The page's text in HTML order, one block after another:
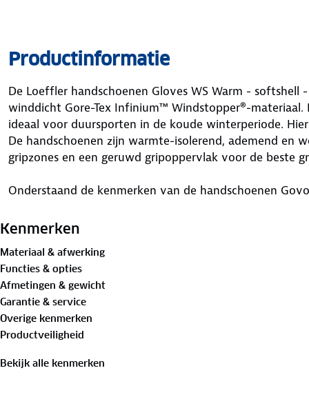
Productinformatie
De Loeffler handschoenen Gloves WS Warm - softshell
winddicht Gore-Tex Infinium™ Windstopper®-materiaal.
ideaal voor duursporten in de koude winterperiode.
De handschoenen zijn warmte-isolerend, ademend en
gripzones en een geruwd gripoppervlak voor de beste
Onderstaand de kenmerken van de handschoenen
Winddicht
Ademend
Versterkte elastische band
Opgeruwd greepoppervlak met greepzones
Reflectoren
50% polyester, 25% polyamide/nylon, 25% polyurethaan
100% polytetrafluorethyleen - 100% polyester
Leverbaar in de maten 6,5 t/m 10-10,5
Kenmerken
Materiaal & afwerking
Functies & opties
Afmetingen & gewicht
Garantie & service
Overige kenmerken
Productveiligheid
Bekijk alle kenmerken